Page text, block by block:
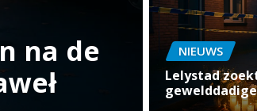
na explosie aan
NIEUWS
Lelystad
gewelddadige